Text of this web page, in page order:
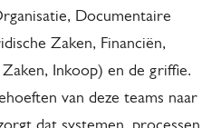
Documentaire
Zaken, Financiën,
Inkoop) en de griffie.
van deze teams naar